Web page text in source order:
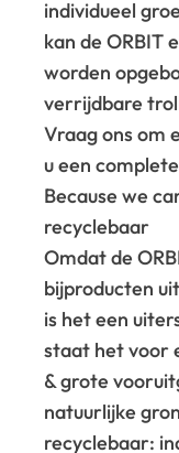
individueel
kan de ORBIT
worden
verrijdbare
Vraag ons om
u een
Because we
recyclebaar
Omdat de
bijproducten
is het een
staat het voor
& grote
natuurlijke
recyclebaar: